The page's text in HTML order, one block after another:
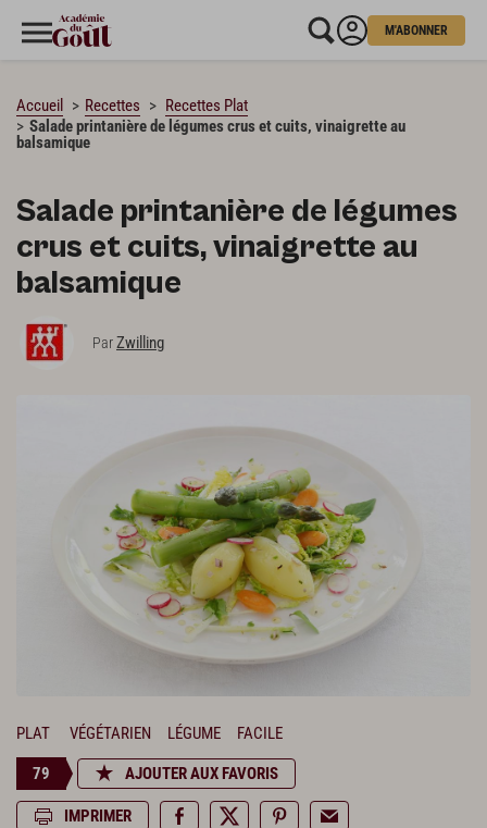
M'ABONNER
Accueil Recettes
Recettes Plat
Salade printanière de légumes crus et cuits, vinaigrette au
balsamique
Salade printanière de légumes
crus et cuits, vinaigrette au
balsamique
ParZwilling
PLAT VÉGÉTARIEN LÉGUME FACILE
79 AJOUTER AUX FAVORIS
IMPRIMER
CHARGEMENT…